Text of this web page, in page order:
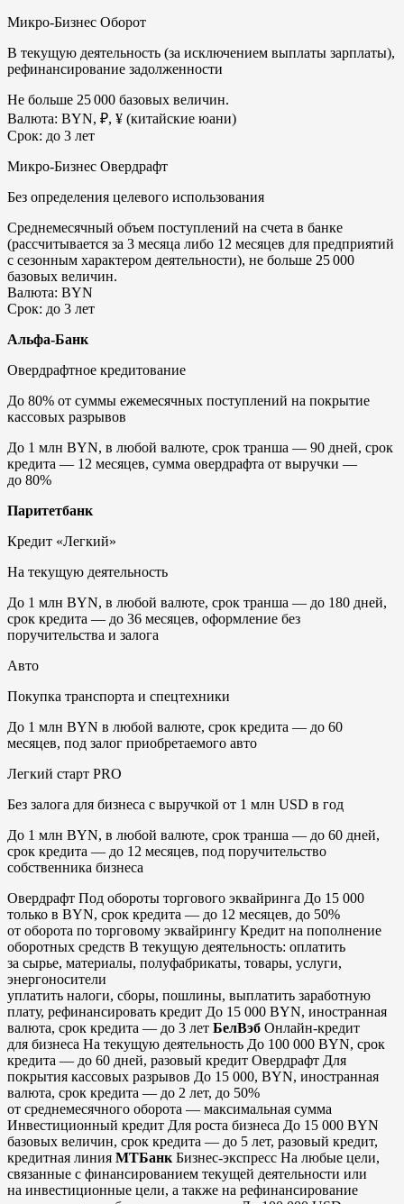
Микро-Бизнес Оборот
В текущую деятельность (за исключением выплаты зарплаты),
рефинансирование задолженности
Не больше 25 000 базовых величин.
Валюта: BYN, ₽, ¥ (китайские юани)
Срок: до 3 лет
Микро-Бизнес Овердрафт
Без определения целевого использования
Cреднемесячный объем поступлений на счета в банке
(рассчитывается за 3 месяца либо 12 месяцев для предприятий
с сезонным характером деятельности), не больше 25 000
базовых величин.
Валюта: BYN
Срок: до 3 лет
Альфа-Банк
Овердрафтное кредитование
До 80% от суммы ежемесячных поступлений на покрытие
кассовых разрывов
До 1 млн BYN, в любой валюте, срок транша — 90 дней, срок
кредита — 12 месяцев, сумма овердрафта от выручки —
до 80%
Паритетбанк
Кредит «Легкий»
На текущую деятельность
До 1 млн BYN, в любой валюте, срок транша — до 180 дней,
срок кредита — до 36 месяцев, оформление без
поручительства и залога
Авто
Покупка транспорта и спецтехники
До 1 млн BYN в любой валюте, срок кредита — до 60
месяцев, под залог приобретаемого авто
Легкий старт PRO
Без залога для бизнеса с выручкой от 1 млн USD в год
До 1 млн BYN, в любой валюте, срок транша — до 60 дней,
срок кредита — до 12 месяцев, под поручительство
собственника бизнеса
Овердрафт Под обороты торгового эквайринга До 15 000
только в BYN, срок кредита — до 12 месяцев, до 50%
от оборота по торговому эквайрингу Кредит на пополнение
оборотных средств В текущую деятельность: оплатить
за сырье, материалы, полуфабрикаты, товары, услуги,
энергоносители
уплатить налоги, сборы, пошлины, выплатить заработную
плату, рефинансировать кредит До 15 000 BYN, иностранная
валюта, срок кредита — до 3 лет БелВэб Онлайн-кредит
для бизнеса На текущую деятельность До 100 000 BYN, срок
кредита — до 60 дней, разовый кредит Овердрафт Для
покрытия кассовых разрывов До 15 000, BYN, иностранная
валюта, срок кредита — до 2 лет, до 50%
от среднемесячного оборота — максимальная сумма
Инвестиционный кредит Для роста бизнеса До 15 000 BYN
базовых величин, срок кредита — до 5 лет, разовый кредит,
кредитная линия МТБанк Бизнес-экспресс На любые цели,
связанные с финансированием текущей деятельности или
на инвестиционные цели, а также на рефинансирование